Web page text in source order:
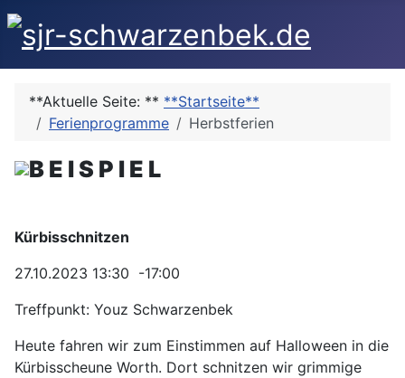
**Aktuelle Seite: ** **Startseite**
Ferienprogramme
Herbstferien
B E I S P I E L
Kürbisschnitzen
27.10.2023 13:30 -17:00
Treffpunkt: Youz Schwarzenbek
Heute fahren wir zum Einstimmen auf Halloween in die
Kürbisscheune Worth. Dort schnitzen wir grimmige